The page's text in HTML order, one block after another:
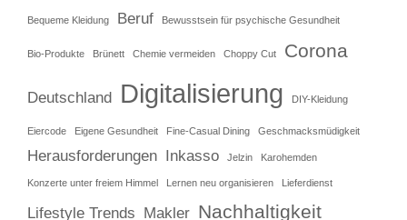
Bequeme Kleidung Beruf Bewusstsein für psychische Gesundheit
Bio-Produkte Brünett Chemie vermeiden Choppy Cut Corona
Deutschland Digitalisierung DIY-Kleidung
Eiercode Eigene Gesundheit Fine-Casual Dining Geschmacksmüdigkeit
Herausforderungen Inkasso Jelzin Karohemden
Konzerte unter freiem Himmel Lernen neu organisieren Lieferdienst
Lifestyle Trends Makler Nachhaltigkeit